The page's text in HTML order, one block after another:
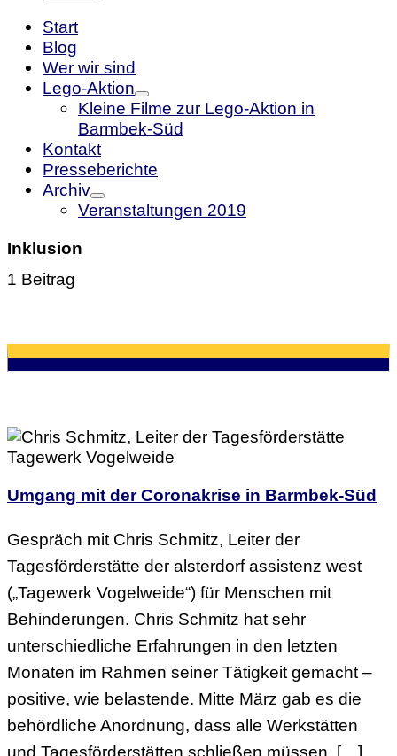
Start
Blog
Wer wir sind
Lego-Aktion
Kleine Filme zur Lego-Aktion in
Barmbek-Süd
Kontakt
Presseberichte
Archiv
Veranstaltungen 2019
Inklusion
1 Beitrag
Umgang mit der Coronakrise in Barmbek-Süd
Gespräch mit Chris Schmitz, Leiter der
Tagesförderstätte der alsterdorf assistenz west
(„Tagewerk Vogelweide“) für Menschen mit
Behinderungen. Chris Schmitz hat sehr
unterschiedliche Erfahrungen in den letzten
Monaten im Rahmen seiner Tätigkeit gemacht –
positive, wie belastende. Mitte März gab es die
behördliche Anordnung, dass alle Werkstätten
und Tagesförderstätten schließen müssen. […]